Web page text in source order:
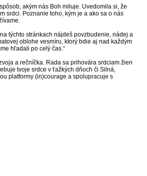
akým nás Boh miluje. Uvedomila si, že
srdci. Poznanie toho, kým je a ako sa o nás
týchto stránkach nájdeš povzbudenie, nádej a
oblohe vesmíru, ktorý bdie aj nad každým
hľadali po celý čas.“
a rečníčka. Rada sa prihovára srdciam žien
tvoje srdce v ťažkých dňoch či Silná,
platformy (in)courage a spolupracuje s